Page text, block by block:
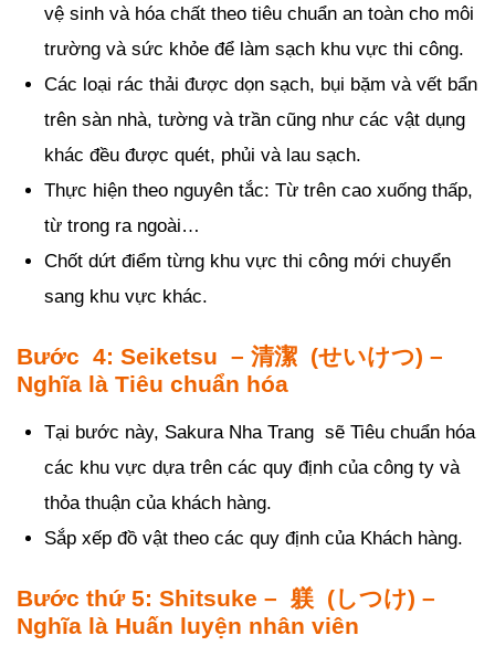
vệ sinh và hóa chất theo tiêu chuẩn an toàn cho môi
trường và sức khỏe để làm sạch khu vực thi công.
Các loại rác thải được dọn sạch, bụi bặm và vết bẩn
trên sàn nhà, tường và trần cũng như các vật dụng
khác đều được quét, phủi và lau sạch.
Thực hiện theo nguyên tắc: Từ trên cao xuống thấp,
từ trong ra ngoài…
Chốt dứt điểm từng khu vực thi công mới chuyển
sang khu vực khác.
Bước 4: Seiketsu – 清潔 (せいけつ) –
Nghĩa là Tiêu chuẩn hóa
Tại bước này, Sakura Nha Trang sẽ Tiêu chuẩn hóa
các khu vực dựa trên các quy định của công ty và
thỏa thuận của khách hàng.
Sắp xếp đồ vật theo các quy định của Khách hàng.
Bước thứ 5: Shitsuke – 躾 (しつけ) –
Nghĩa là Huấn luyện nhân viên